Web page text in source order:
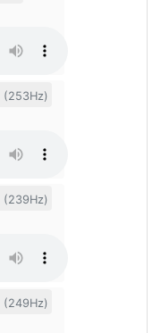
(253Hz)
(239Hz)
(249Hz)